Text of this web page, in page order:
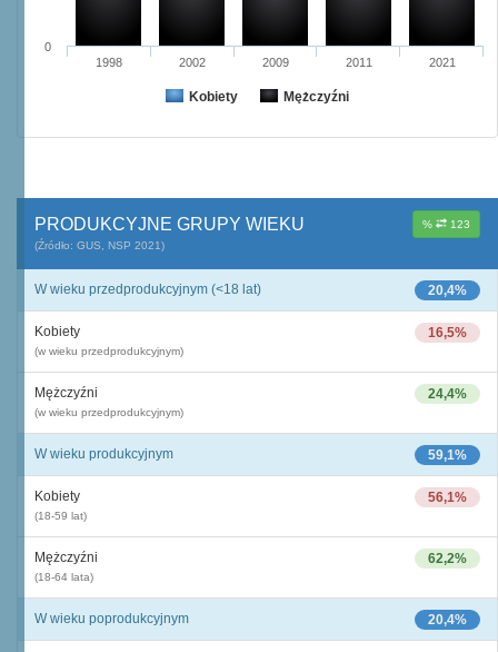
Kobiety Mężczyźni
1998 2002 2009 2011 2021
0
% 123
PRODUKCYJNE GRUPY WIEKU
(Źródło: GUS, NSP 2021)
20,4%
W wieku przedprodukcyjnym (<18 lat)
16,5%
Kobiety
(w wieku przedprodukcyjnym)
24,4%
Mężczyźni
(w wieku przedprodukcyjnym)
59,1%
W wieku produkcyjnym
56,1%
Kobiety
(18-59 lat)
62,2%
Mężczyźni
(18-64 lata)
20,4%
W wieku poprodukcyjnym